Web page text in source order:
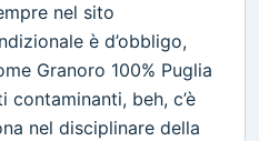
nel sito
è d’obbligo,
Granoro 100% Puglia
beh, c’è
nel disciplinare della